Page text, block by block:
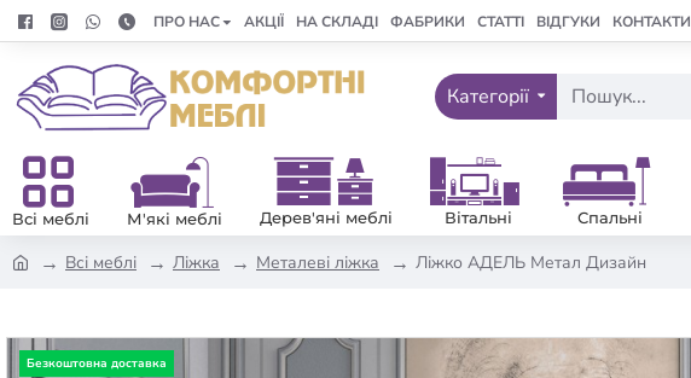
ПРО НАС АКЦІЇ НА СКЛАДІ ФАБРИКИ СТАТТІ ВІДГУКИ КОНТАКТИ
Категорії
Всі меблі М'які меблі Дерев'яні меблі Вітальні Спальні
Всі меблі Ліжка Металеві ліжка Ліжко АДЕЛЬ Метал Дизайн
Безкоштовна доставка